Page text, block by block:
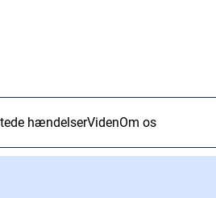
hændelserVidenOm os